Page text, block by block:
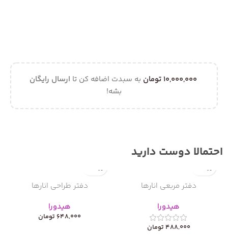
10,000,000 تومان به سبدت اضافه کن تا ارسال رایگان
بشه!
احتمالا دوست دارید
دفتر مربعی انارها
هیدورا
488,000 تومان
دفتر طراحی انارها
هیدورا
648,000 تومان